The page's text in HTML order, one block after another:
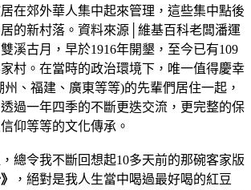
在郊外華人集中起來管理，這些集中點後
的新村落。資料來源│維基百科老闆潘運
溪古月，早於1916年開墾，至今已有109
村。在當時的政治環境下，唯一值得慶幸
、福建、廣東等等)的先輩們居住一起，
過一年四季的不斷更迭交流，更完整的保
仰等等的文化傳承。
總令我不斷回想起10多天前的那碗客家版
，絕對是我人生當中喝過最好喝的紅豆